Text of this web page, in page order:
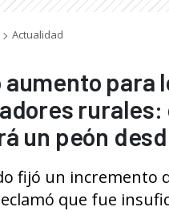
Actualidad
aumento para
rurales:
un peón
fijó un incremento
que fue